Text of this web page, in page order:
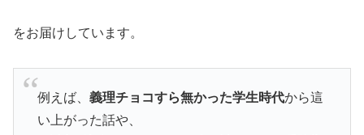
をお届けしています。
例えば、 義理チョコすら無かった学生時代から這
い上がった話や、